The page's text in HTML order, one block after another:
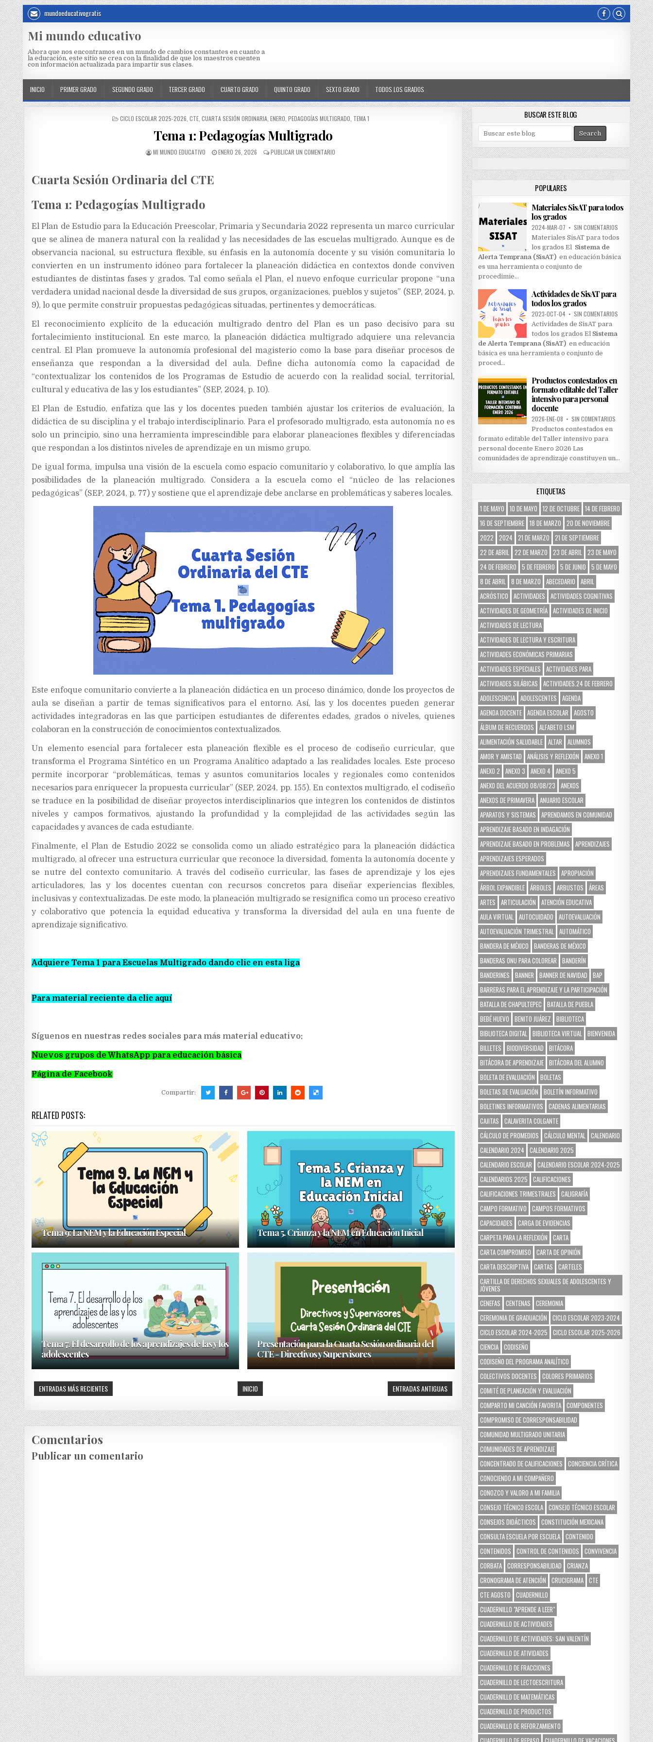
mundoeducativogratis
Mi mundo educativo
Ahora que nos encontramos en un mundo de cambios constantes en cuanto a
la educación, este sitio se crea con la finalidad de que los maestros cuenten
con información actualizada para impartir sus clases.
INICIO PRIMER GRADO SEGUNDO GRADO TERCER GRADO CUARTO GRADO QUINTO GRADO SEXTO GRADO TODOS LOS GRADOS
CICLO ESCOLAR 2025-2026 CTE, CUARTA SESIÓN ORDINARIA, ENERO PEDAGOGÍAS MULTIGRADO TEMA 1
Tema 1: Pedagogías Multigrado
MI MUNDO EDUCATIVO ENERO 26, 2026 PUBLICAR UN COMENTARIO
Cuarta Sesión Ordinaria del CTE
Tema 1: Pedagogías Multigrado
El Plan de Estudio para la Educación Preescolar, Primaria y Secundaria 2022 representa un marco curricular
que se alinea de manera natural con la realidad y las necesidades de las escuelas multigrado. Aunque es de
observancia nacional, su estructura flexible, su énfasis en la autonomía docente y su visión comunitaria lo
convierten en un instrumento idóneo para fortalecer la planeación didáctica en contextos donde conviven
estudiantes de distintas fases y grados. Tal como señala el Plan, el nuevo enfoque curricular propone “una
verdadera unidad nacional desde la diversidad de sus grupos, organizaciones, pueblos y sujetos” (SEP, 2024, p.
9), lo que permite construir propuestas pedagógicas situadas, pertinentes y democráticas.
El reconocimiento explícito de la educación multigrado dentro del Plan es un paso decisivo para su
fortalecimiento institucional. En este marco, la planeación didáctica multigrado adquiere una relevancia
central. El Plan promueve la autonomía profesional del magisterio como la base para diseñar procesos de
enseñanza que respondan a la diversidad del aula. Define dicha autonomía como la capacidad de
“contextualizar los contenidos de los Programas de Estudio de acuerdo con la realidad social, territorial,
cultural y educativa de las y los estudiantes” (SEP, 2024, p. 10).
El Plan de Estudio, enfatiza que las y los docentes pueden también ajustar los criterios de evaluación, la
didáctica de su disciplina y el trabajo interdisciplinario. Para el profesorado multigrado, esta autonomía no es
solo un principio, sino una herramienta imprescindible para elaborar planeaciones flexibles y diferenciadas
que respondan a los distintos niveles de aprendizaje en un mismo grupo.
De igual forma, impulsa una visión de la escuela como espacio comunitario y colaborativo, lo que amplía las
posibilidades de la planeación multigrado. Considera a la escuela como el “núcleo de las relaciones
pedagógicas” (SEP, 2024, p. 77) y sostiene que el aprendizaje debe anclarse en problemáticas y saberes locales.
Este enfoque comunitario convierte a la planeación didáctica en un proceso dinámico, donde los proyectos de
aula se diseñan a partir de temas significativos para el entorno. Así, las y los docentes pueden generar
actividades integradoras en las que participen estudiantes de diferentes edades, grados o niveles, quienes
colaboran en la construcción de conocimientos contextualizados.
Un elemento esencial para fortalecer esta planeación flexible es el proceso de codiseño curricular, que
transforma el Programa Sintético en un Programa Analítico adaptado a las realidades locales. Este proceso
permite incorporar “problemáticas, temas y asuntos comunitarios locales y regionales como contenidos
necesarios para enriquecer la propuesta curricular” (SEP, 2024, pp. 155). En contextos multigrado, el codiseño
se traduce en la posibilidad de diseñar proyectos interdisciplinarios que integren los contenidos de distintos
niveles y campos formativos, ajustando la profundidad y la complejidad de las actividades según las
capacidades y avances de cada estudiante.
Finalmente, el Plan de Estudio 2022 se consolida como un aliado estratégico para la planeación didáctica
multigrado, al ofrecer una estructura curricular que reconoce la diversidad, fomenta la autonomía docente y
se nutre del contexto comunitario. A través del codiseño curricular, las fases de aprendizaje y los ejes
articuladores, las y los docentes cuentan con recursos concretos para diseñar experiencias flexibles,
inclusivas y contextualizadas. De este modo, la planeación multigrado se resignifica como un proceso creativo
y colaborativo que potencia la equidad educativa y transforma la diversidad del aula en una fuente de
aprendizaje significativo.
Adquiere Tema 1 para Escuelas Multigrado dando clic en esta liga
Para material reciente da clic aquí
Síguenos en nuestras redes sociales para más material educativo:
Nuevos grupos de WhatsApp para educación básica
Página de Facebook
Compartir:
RELATED POSTS:
Tema 9: La NEM y la Educación Especial Tema 5. Crianza y la NEM en Educación Inicial
Tema 7. El desarrollo de los aprendizajes de las y los
adolescentes
Presentación para la Cuarta Sesión ordinaria del
CTE - Directivos y Supervisores
ENTRADAS MÁS RECIENTES ENTRADAS ANTIGUAS
INICIO
Comentarios
Publicar un comentario
BUSCAR ESTE BLOG
e
a
r
c
h
o
r
:
POPULARES
Materiales SisAT para todos
los grados
2024-MAR-07 • SIN COMENTARIOS
Materiales SisAT para todos
los grados El Sistema de
Alerta Temprana (SisAT)en educación básica
es una herramienta o conjunto de
procedimie…
Actividades de SisAT para
todos los grados
2023-OCT-04 • SIN COMENTARIOS
Actividades de SisAT para
todos los grados El Sistema
de Alerta Temprana (SisAT)en educación
básica es una herramienta o conjunto de
proced…
Productos contestados en
formato editable del Taller
intensivo para personal
docente
2026-ENE-08 • SIN COMENTARIOS
Productos contestados en
formato editable del Taller intensivo para
personal docente Enero 2026 Las
comunidades de aprendizaje constituyen un…
ETIQUETAS
1 DE MAYO 10 DE MAYO 12 DE OCTUBRE 14 DE FEBRERO
16 DE SEPTIEMBRE 18 DE MARZO 20 DE NOVIEMBRE
2022 2024 21 DE MARZO 21 DE SEPTIEMBRE
22 DE ABRIL 22 DE MARZO 23 DE ABRIL 23 DE MAYO
24 DE FEBRERO 5 DE FEBRERO 5 DE JUNIO 5 DE MAYO
8 DE ABRIL 8 DE MARZO ABECEDARIO ABRIL
ACRÓSTICO ACTIVIDADES ACTIVIDADES COGNITIVAS
ACTIVIDADES DE GEOMETRÍA ACTIVIDADES DE INICIO
ACTIVIDADES DE LECTURA
ACTIVIDADES DE LECTURA Y ESCRITURA
ACTIVIDADES ECONÓMICAS PRIMARIAS
ACTIVIDADES ESPECIALES ACTIVIDADES PARA
ACTIVIDADES SILÁBICAS ACTIVIDADES.24 DE FEBRERO
ADOLESCENCIA ADOLESCENTES AGENDA
AGENDA DOCENTE AGENDA ESCOLAR AGOSTO
ÁLBUM DE RECUERDOS ALFABETO LSM
ALIMENTACIÓN SALUDABLE ALTAR ALUMNOS
AMOR Y AMISTAD ANÁLISIS Y REFLEXIÓN ANEXO 1
ANEXO 2 ANEXO 3 ANEXO 4 ANEXO 5
ANEXO DEL ACUERDO 08/08/23 ANEXOS
ANEXOS DE PRIMAVERA ANUARIO ESCOLAR
APARATOS Y SISTEMAS APRENDAMOS EN COMUNIDAD
APRENDIZAJE BASADO EN INDAGACIÓN
APRENDIZAJE BASADO EN PROBLEMAS APRENDIZAJES
APRENDIZAJES ESPERADOS
APRENDIZAJES FUNDAMENTALES APROPIACIÓN
ÁRBOL EXPANDIBLE ÁRBOLES ARBUSTOS ÁREAS
ARTES ARTICULACIÓN ATENCIÓN EDUCATIVA
AULA VIRTUAL AUTOCUIDADO AUTOEVALUACIÓN
AUTOEVALUACIÓN TRIMESTRAL AUTOMÁTICO
BANDERA DE MÉXICO BANDERAS DE MÉXICO
BANDERAS ONU PARA COLOREAR BANDERÍN
BANDERINES BANNER BANNER DE NAVIDAD BAP
BARRERAS PARA EL APRENDIZAJE Y LA PARTICIPACIÓN
BATALLA DE CHAPULTEPEC BATALLA DE PUEBLA
BEBÉ HUEVO BENITO JUÁREZ BIBLIOTECA
BIBLIOTECA DIGITAL BIBLIOTECA VIRTUAL BIENVENIDA
BILLETES BIODIVERSIDAD BITÁCORA
BITÁCORA DE APRENDIZAJE BITÁCORA DEL ALUMNO
BOLETA DE EVALUACIÓN BOLETAS
BOLETAS DE EVALUACIÓN BOLETÍN INFORMATIVO
BOLETINES INFORMATIVOS CADENAS ALIMENTARIAS
CAJITAS CALAVERITA COLGANTE
CÁLCULO DE PROMEDIOS CÁLCULO MENTAL CALENDARIO
CALENDARIO 2024 CALENDARIO 2025
CALENDARIO ESCOLAR CALENDARIO ESCOLAR 2024-2025
CALENDARIOS 2025 CALIFICACIONES
CALIFICACIONES TRIMESTRALES CALIGRAFÍA
CAMPO FORMATIVO CAMPOS FORMATIVOS
CAPACIDADES CARGA DE EVIDENCIAS
CARPETA PARA LA REFLEXIÓN CARTA
CARTA COMPROMISO CARTA DE OPINIÓN
CARTA DESCRIPTIVA CARTAS CARTELES
CARTILLA DE DERECHOS SEXUALES DE ADOLESCENTES Y
JÓVENES
CENEFAS CENTENAS CEREMONIA
CEREMONIA DE GRADUACIÓN CICLO ESCOLAR 2023-2024
CICLO ESCOLAR 2024-2025 CICLO ESCOLAR 2025-2026
CIENCIA CODISEÑO
CODISEÑO DEL PROGRAMA ANALÍTICO
COLECTIVOS DOCENTES COLORES PRIMARIOS
COMITÉ DE PLANEACIÓN Y EVALUACIÓN
COMPARTO MI CANCIÓN FAVORITA COMPONENTES
COMPROMISO DE CORRESPONSABILIDAD
COMUNIDAD MULTIGRADO UNITARIA
COMUNIDADES DE APRENDIZAJE
CONCENTRADO DE CALIFICACIONES CONCIENCIA CRÍTICA
CONOCIENDO A MI COMPAÑERO
CONOZCO Y VALORO A MI FAMILIA
CONSEJO TÉCNICO ESCOLA CONSEJO TÉCNICO ESCOLAR
CONSEJOS DIDÁCTICOS CONSTITUCIÓN MEXICANA
CONSULTA ESCUELA POR ESCUELA CONTENIDO
CONTENIDOS CONTROL DE CONTENIDOS CONVIVENCIA
CORBATA CORRESPONSABILIDAD CRIANZA
CRONOGRAMA DE ATENCIÓN CRUCIGRAMA CTE
CTE AGOSTO CUADERNILLO
CUADERNILLO "APRENDE A LEER"
CUADERNILLO DE ACTIVIDADES
CUADERNILLO DE ACTIVIDADES: SAN VALENTÍN
CUADERNILLO DE ATIVIDADES
CUADERNILLO DE FRACCIONES
CUADERNILLO DE LECTOESCRITURA
CUADERNILLO DE MATEMÁTICAS
CUADERNILLO DE PRODUCTOS
CUADERNILLO DE REFORZAMIENTO